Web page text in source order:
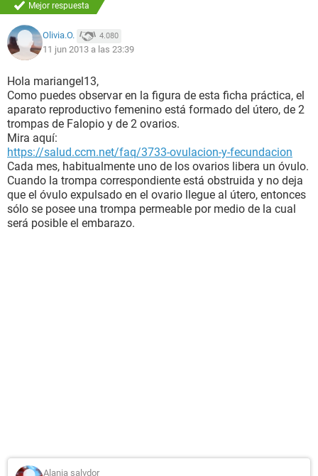
Mejor respuesta
Olivia.O. 4.080
11 jun 2013 a las 23:39
Hola mariangel13,
Como puedes observar en la figura de esta ficha práctica, el
aparato reproductivo femenino está formado del útero, de 2
trompas de Falopio y de 2 ovarios.
Mira aquí:
https://salud.ccm.net/faq/3733-ovulacion-y-fecundacion
Cada mes, habitualmente uno de los ovarios libera un óvulo.
Cuando la trompa correspondiente está obstruida y no deja
que el óvulo expulsado en el ovario llegue al útero, entonces
sólo se posee una trompa permeable por medio de la cual
será posible el embarazo.
Alania salvdor